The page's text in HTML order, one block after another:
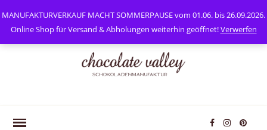
Mein Konto
MANUFAKTURVERKAUF MACHT SOMMERPAUSE vom 01.06. bis 26.09.2026.
Online Shop für Versand & Abholungen weiterhin geöffnet!Verwerfen